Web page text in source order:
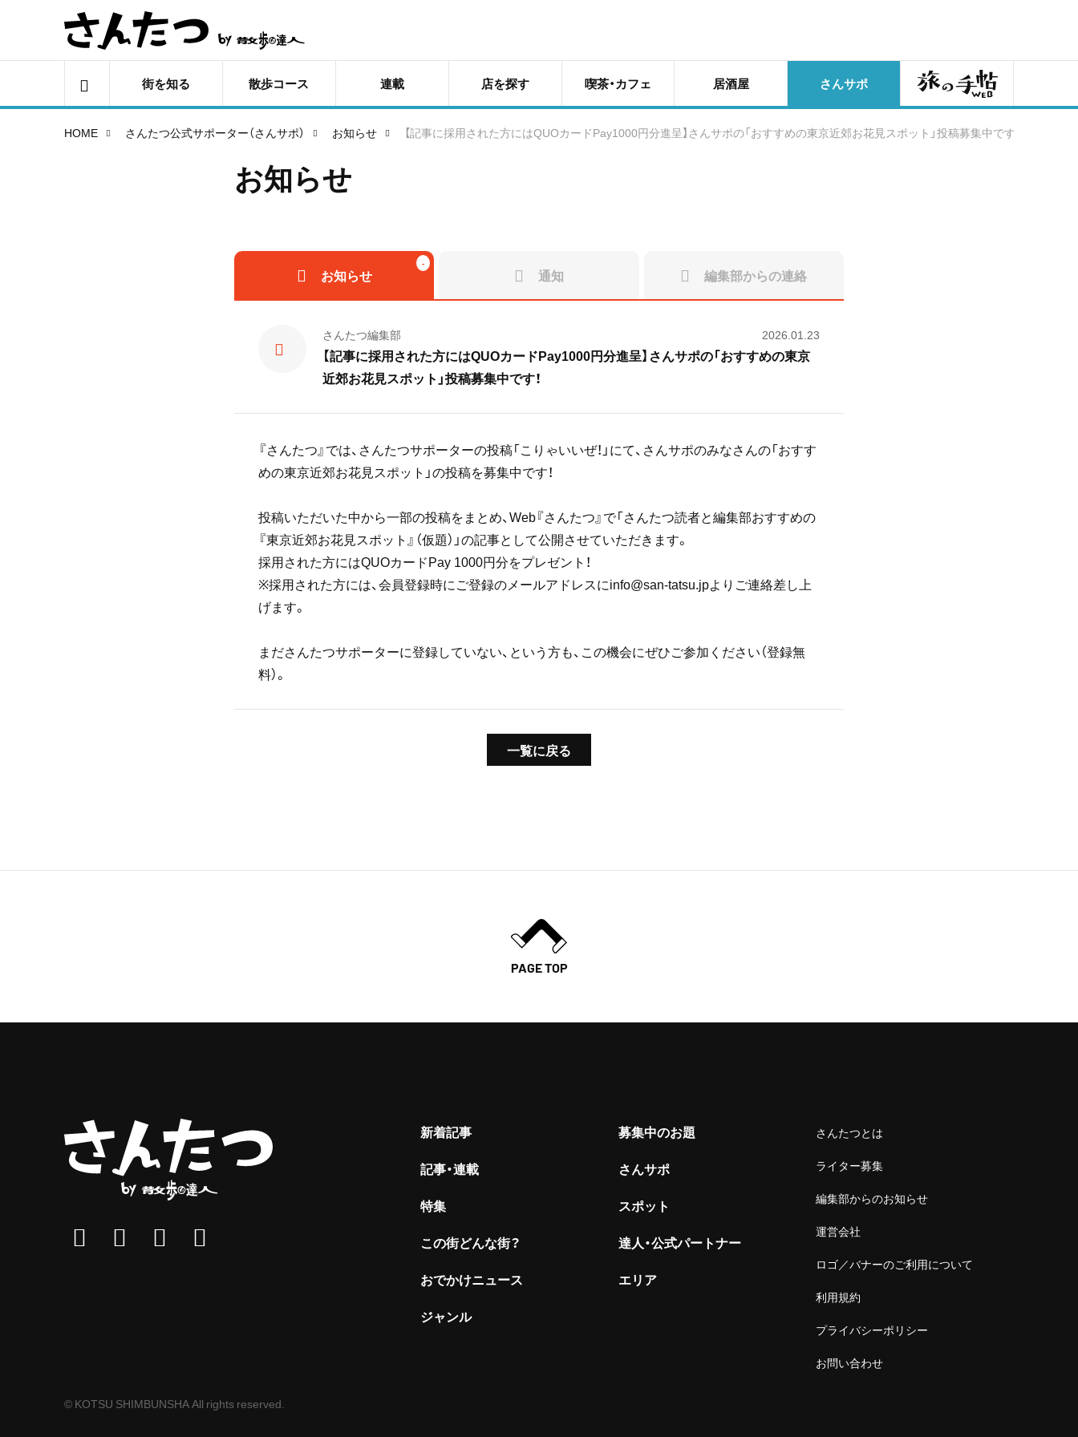
街を知る 散歩コース 連載 店を探す 喫茶・カフェ 居酒屋 さんサポ 旅の手帖
HOME さんたつ公式サポーター（さんサポ） お知らせ 【記事に採用された方にはQUOカードPay1000円分進呈】さんサポの「おすすめの東京近郊お花見スポット」投稿募集中です！
お知らせ
お知らせ 通知 編集部からの連絡
さんたつ編集部
【記事に採用された方にはQUOカードPay1000円分進呈】さんサポの「おすすめの東京
近郊お花見スポット」投稿募集中です！
2026.01.23
『さんたつ』では、さんたつサポーターの投稿「こりゃいいぜ！」にて、さんサポのみなさんの「おすす
めの東京近郊お花見スポット」の投稿を募集中です！
投稿いただいた中から一部の投稿をまとめ、Web『さんたつ』で「さんたつ読者と編集部おすすめの
『東京近郊お花見スポット』（仮題）」の記事として公開させていただきます。
採用された方にはQUOカードPay 1000円分をプレゼント！
※採用された方には、会員登録時にご登録のメールアドレスにinfo@san-tatsu.jpよりご連絡差し上
げます。
まださんたつサポーターに登録していない、という方も、この機会にぜひご参加ください（登録無
料）。
一覧に戻る
PAGE TOP
新着記事
記事・連載
特集
この街どんな街？
おでかけニュース
募集中のお題
さんサポ
スポット
達人・公式パートナー
エリア
ジャンル
さんたつとは
ライター募集
編集部からのお知らせ
運営会社
ロゴ／バナーのご利用について
利用規約
プライバシーポリシー
お問い合わせ
© KOTSU SHIMBUNSHA All rights reserved.